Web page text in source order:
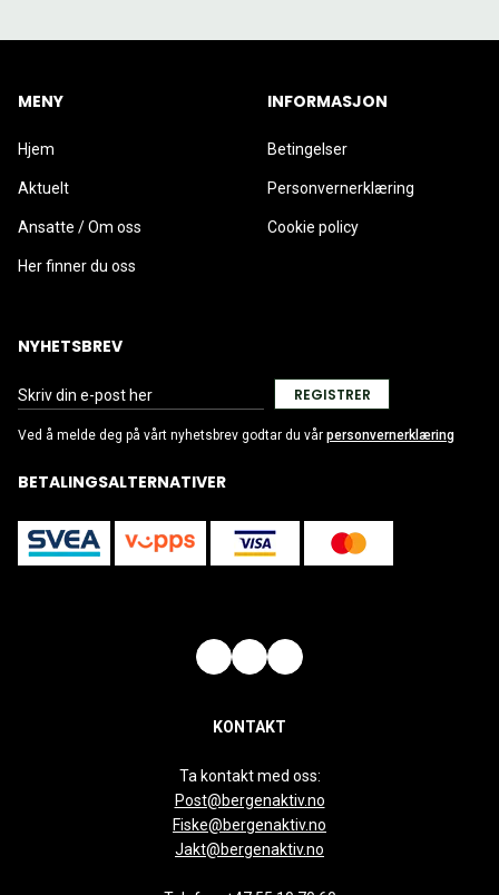
MENY
Hjem
Aktuelt
Ansatte / Om oss
Her finner du oss
INFORMASJON
Betingelser
Personvernerklæring
Cookie policy
NYHETSBREV
REGISTRER
Ved å melde deg på vårt nyhetsbrev godtar du vår personvernerklæring
BETALINGSALTERNATIVER
KONTAKT
Ta kontakt med oss:
Post@bergenaktiv.no
Fiske@bergenaktiv.no
Jakt@bergenaktiv.no